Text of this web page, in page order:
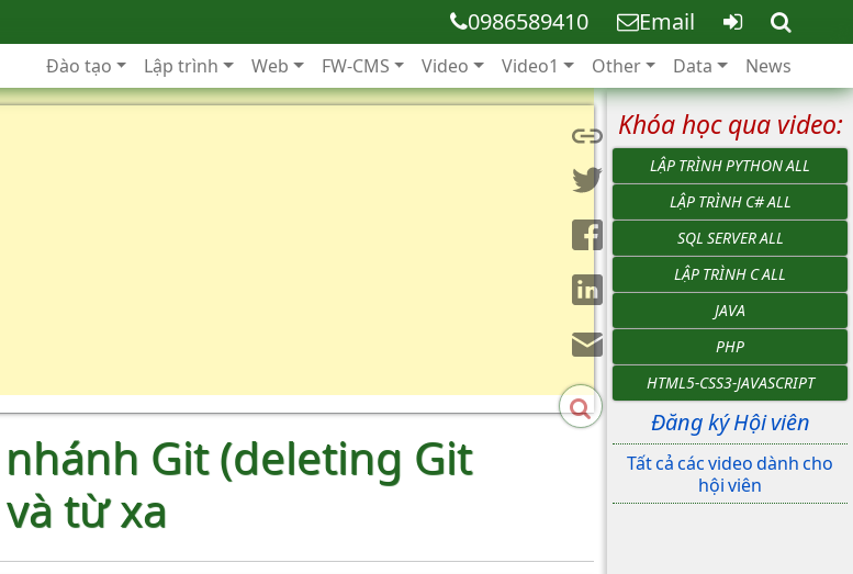
0986589410 Email
Đào tạo Lập trình Web FW-CMS Video Video1 Other Data News
Git (deleting Git
từ xa
Khóa học qua video:
LẬP TRÌNH PYTHON ALL
LẬP TRÌNH C# ALL
SQL SERVER ALL
LẬP TRÌNH C ALL
JAVA
PHP
HTML5-CSS3-JAVASCRIPT
Đăng ký Hội viên
Tất cả các video dành cho
hội viên